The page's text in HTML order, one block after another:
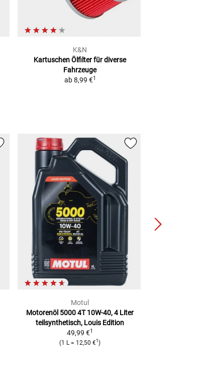
K&N
Kartuschen Ölfilterfür diverse
Fahrzeuge
ab 8,99 €1
Motul
Motorenöl 5000 4T 10W-40, 4 Liter
teilsynthetisch, Louis Edition
49,99 €1
(1 L = 12,50 €1 )